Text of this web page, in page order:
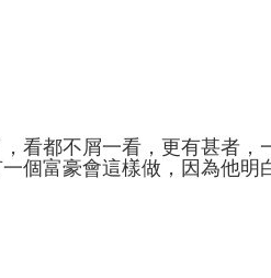
看都不屑一看，更有甚者
個富豪會這樣做，因為他明